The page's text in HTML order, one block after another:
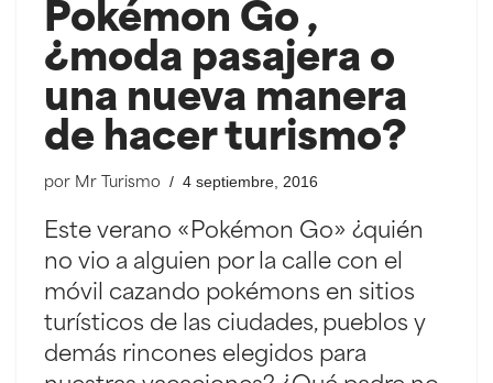
Pokémon Go ,
¿moda pasajera o
una nueva manera
de hacer turismo?
por Mr Turismo 4 septiembre, 2016
Este verano «Pokémon Go» ¿quién
no vio a alguien por la calle con el
móvil cazando pokémons en sitios
turísticos de las ciudades, pueblos y
demás rincones elegidos para